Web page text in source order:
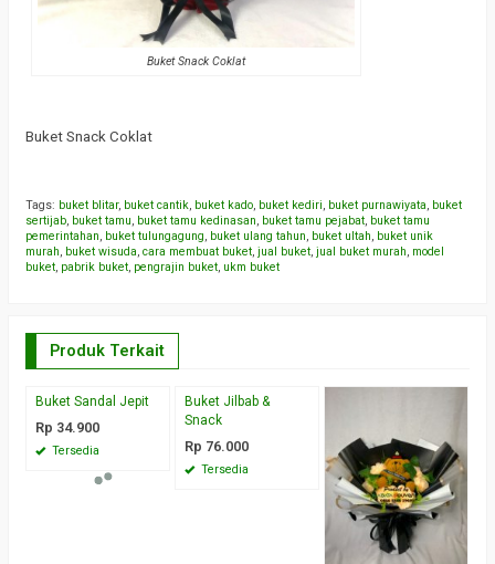
Buket Snack Coklat
Buket Snack Coklat
Tags: buket blitar, buket cantik, buket kado, buket kediri, buket purnawiyata, buket
sertijab, buket tamu, buket tamu kedinasan, buket tamu pejabat, buket tamu
pemerintahan, buket tulungagung, buket ulang tahun, buket ultah, buket unik
murah, buket wisuda, cara membuat buket, jual buket, jual buket murah, model
buket, pabrik buket, pengrajin buket, ukm buket
Produk Terkait
Buket Sandal Jepit
Rp 34.900
Tersedia
Buket Jilbab &
Snack
Rp 76.000
Tersedia